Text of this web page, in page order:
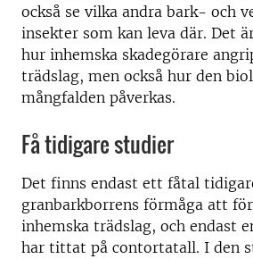
också se vilka andra bark- och
insekter som kan leva där. Det
hur inhemska skadegörare
trädslag, men också hur den
mångfalden påverkas.
Få tidigare studier
Det finns endast ett fåtal
granbarkborrens förmåga att
inhemska trädslag, och endast
har tittat på contortatall. I den